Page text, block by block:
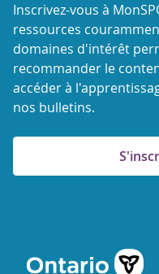
Inscrivez-vous à
ressources
domaines d'intérêt
recommander le
accéder à
nos bulletins.